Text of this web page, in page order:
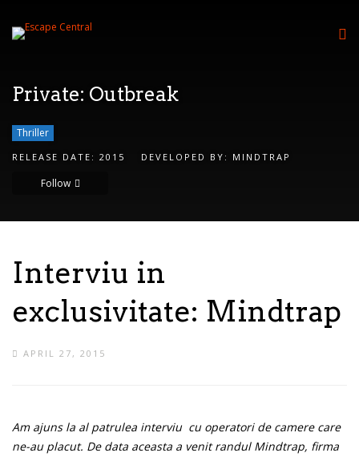
Private: Outbreak
Thriller
RELEASE DATE: 2015 DEVELOPED BY: MINDTRAP
Follow
Interviu in
exclusivitate: Mindtrap
APRIL 27, 2015
Am ajuns la al patrulea interviu cu operatori de camere care
ne-au placut. De data aceasta a venit randul Mindtrap, firma